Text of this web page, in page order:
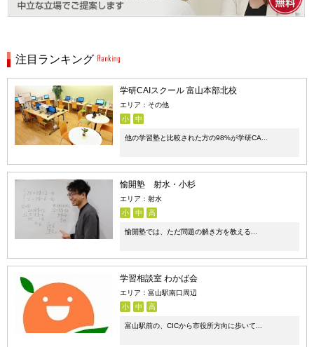
注目ランキング
学研CAIスクール 富山本部北校
エリア：その他
小
中
他の学習塾と比較された方の98%が学研CA...
愉開塾 射水・小杉
エリア：射水
小
中 高
愉開塾では、ただ問題の解き方を教える...
学習相談室 わかば会
エリア：富山駅南口周辺
小
中 高
富山駅前の、CICから市役所方向に歩いて...